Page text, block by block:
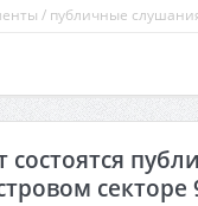
/ публичные
состоятся